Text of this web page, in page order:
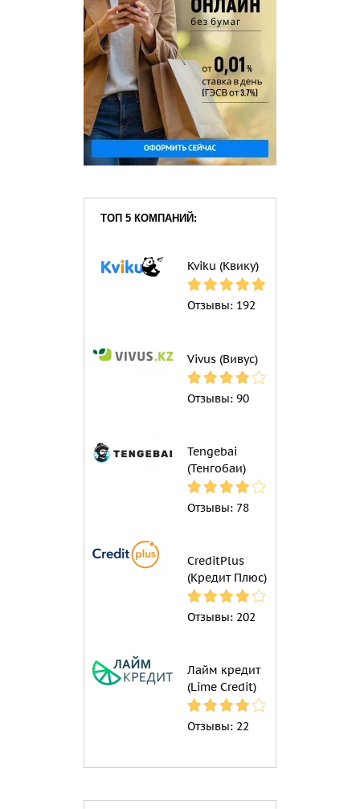
ТОП 5 КОМПАНИЙ:
Kviku (Квику)
Отзывы: 192
Vivus (Вивус)
Отзывы: 90
Tengebai
(Тенгобаи)
Отзывы: 78
CreditPlus
(Кредит Плюс)
Отзывы: 202
Лайм кредит
(Lime Credit)
Отзывы: 22